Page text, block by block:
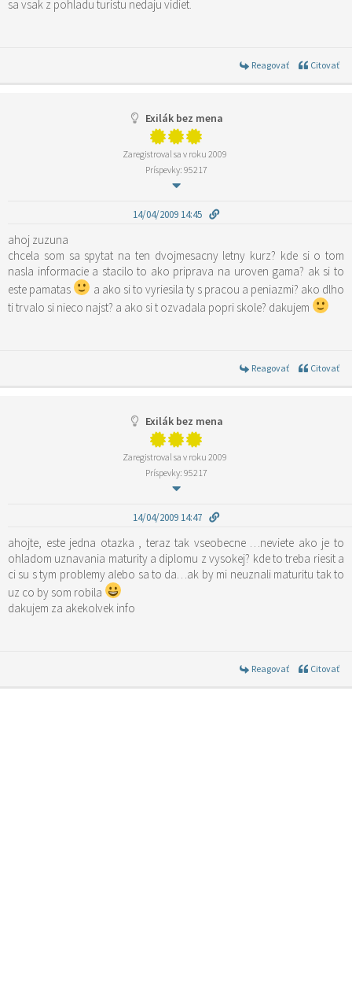
sa vsak z pohladu turistu nedaju vidiet.
Reagovať Citovať
Exilák bez mena
Zaregistroval sa v roku 2009
Príspevky: 95217
14/04/2009 14:45
ahoj zuzuna
chcela som sa spytat na ten dvojmesacny letny kurz? kde si o tom
nasla informacie a stacilo to ako priprava na uroven gama? ak si to
este pamatas
a ako si to vyriesila ty s pracou a peniazmi? ako dlho
ti trvalo si nieco najst? a ako si t ozvadala popri skole? dakujem
Reagovať Citovať
Exilák bez mena
Zaregistroval sa v roku 2009
Príspevky: 95217
14/04/2009 14:47
ahojte, este jedna otazka , teraz tak vseobecne …neviete ako je to
ohladom uznavania maturity a diplomu z vysokej? kde to treba riesit a
ci su s tym problemy alebo sa to da…ak by mi neuznali maturitu tak to
uz co by som robila
dakujem za akekolvek info
Reagovať Citovať